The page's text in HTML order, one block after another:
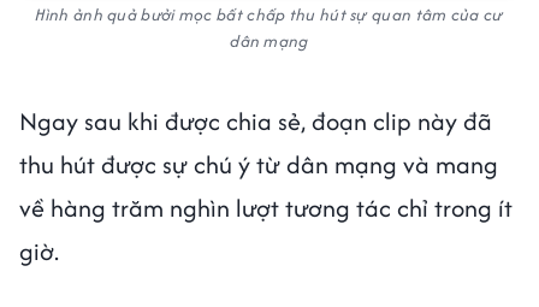
Hình ảnh quả bưởi mọc bất chấp thu hút sự quan tâm của cư
dân mạng
Ngay sau khi được chia sẻ, đoạn clip này đã
thu hút được sự chú ý từ dân mạng và mang
về hàng trăm nghìn lượt tương tác chỉ trong ít
giờ.